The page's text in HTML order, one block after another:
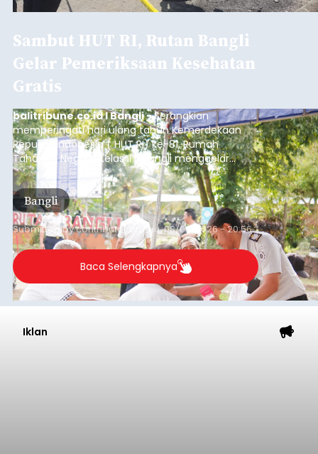
Sambut HUT RI, Rutan Bangli
Gelar Pemeriksaan Kesehatan
Gratis
balitribune.co.id I Bangli -Serangkian
memperingati hari ulang tahun Kemerdekaan
Republik Indonesia ( HUT RI) ke-81, Rumah
Tahanan Negara Kelas II B Bangli menggelar
kegiatan pemeriksaan kesehatan gratis, Rabu
(6/8/2026).
Bangli
Submitted bycontributor Thu, 08/06/2026 - 20:56
Baca Selengkapnya
Iklan